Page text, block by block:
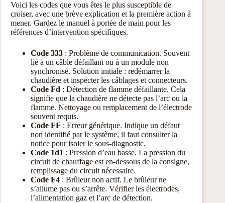
Voici les codes que vous êtes le plus susceptible de
croiser, avec une brève explication et la première action à
mener. Gardez le manuel à portée de main pour les
références d’intervention spécifiques.
Code 333 : Problème de communication. Souvent
lié à un câble défaillant ou à un module non
synchronisé. Solution initiale : redémarrer la
chaudière et inspecter les câblages et connecteurs.
Code Fd : Détection de flamme défaillante. Cela
signifie que la chaudière ne détecte pas l’arc ou la
flamme. Nettoyage ou remplacement de l’électrode
souvent requis.
Code FF : Erreur générique. Indique un défaut
non identifié par le système, il faut consulter la
notice pour isoler le sous-diagnostic.
Code 1d1 : Pression d’eau basse. La pression du
circuit de chauffage est en-dessous de la consigne,
remplissage du circuit nécessaire.
Code F4 : Brûleur non actif. Le brûleur ne
s’allume pas ou s’arrête. Vérifier les électrodes,
l’alimentation gaz et l’arc de détection.